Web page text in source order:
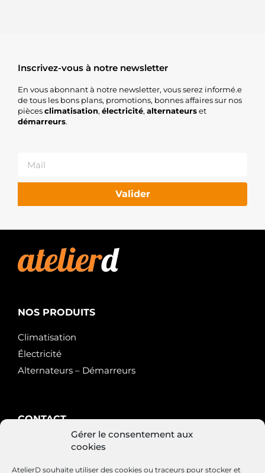
Gérer le consentement aux
cookies
AtelierD souhaite utiliser des cookies ou traceurs pour stocker et
Inscrivez-vous à notre newsletter
En vous abonnant à notre newsletter, vous serez informé.e
de tous les bons plans, promotions, bonnes affaires sur nos
piècesclimatisation, électricité, alternateurset
démarreurs.
Valider
NOS PRODUITS
Climatisation
Électricité
Alternateurs – Démarreurs
CONTACT
03 29 22 34 47